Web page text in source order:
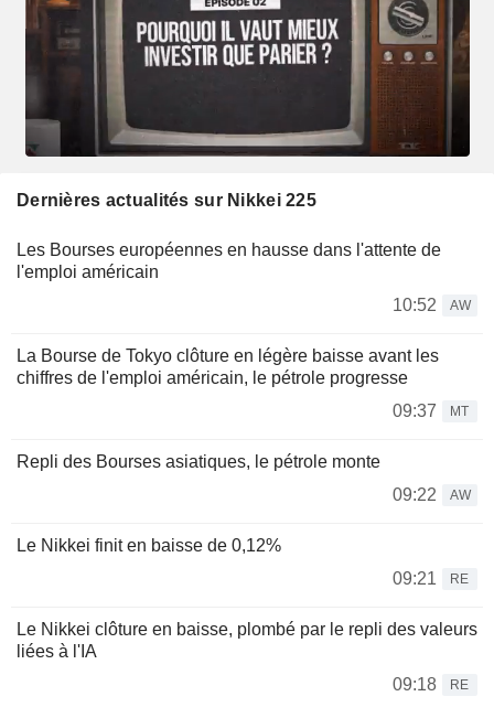
Dernières actualités sur Nikkei 225
Les Bourses européennes en hausse dans l'attente de
l'emploi américain
10:52
AW
La Bourse de Tokyo clôture en légère baisse avant les
chiffres de l'emploi américain, le pétrole progresse
09:37
MT
Repli des Bourses asiatiques, le pétrole monte
09:22
AW
Le Nikkei finit en baisse de 0,12%
09:21
RE
Le Nikkei clôture en baisse, plombé par le repli des valeurs
liées à l'IA
09:18
RE